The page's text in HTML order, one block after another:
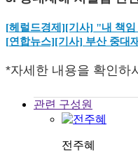
[헤럴드경제][기사] "내 책
[연합뉴스][기사] 부산 중대
*자세한 내용을 확인하
관련 구성원
전주혜